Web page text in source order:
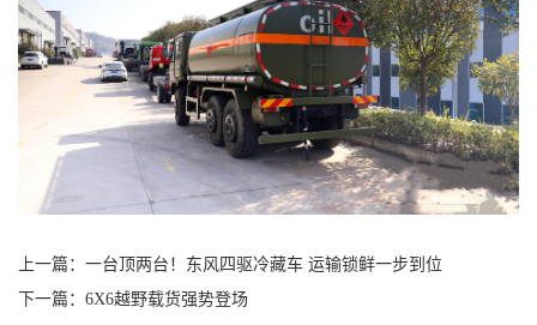
上一篇： 一台顶两台！东风四驱冷藏车 运输锁鲜一步到位
下一篇： 6X6越野载货强势登场